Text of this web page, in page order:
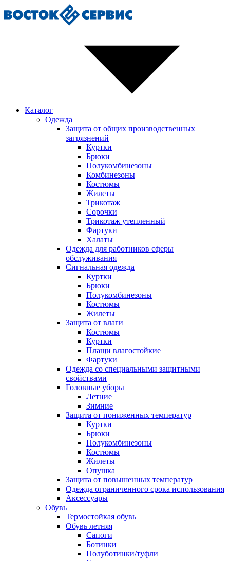
Каталог
Одежда
Защита от общих производственных
загрязнений
Куртки
Брюки
Полукомбинезоны
Комбинезоны
Костюмы
Жилеты
Трикотаж
Сорочки
Трикотаж утепленный
Фартуки
Халаты
Одежда для работников сферы
обслуживания
Сигнальная одежда
Куртки
Брюки
Полукомбинезоны
Костюмы
Жилеты
Защита от влаги
Костюмы
Куртки
Плащи влагостойкие
Фартуки
Одежда со специальными защитными
свойствами
Головные уборы
Летние
Зимние
Защита от пониженных температур
Куртки
Брюки
Полукомбинезоны
Костюмы
Жилеты
Опушка
Защита от повышенных температур
Одежда ограниченного срока использования
Аксессуары
Обувь
Термостойкая обувь
Обувь летняя
Сапоги
Ботинки
Полуботинки/туфли